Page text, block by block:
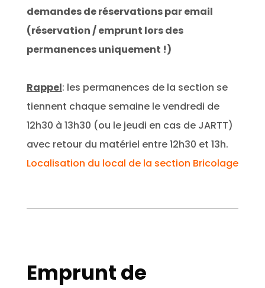
demandes de réservations par email
(réservation / emprunt lors des
permanences uniquement !)
Rappel: les permanences de la section se
tiennent chaque semaine le vendredi de
12h30 à 13h30 (ou le jeudi en cas de JARTT)
avec retour du matériel entre 12h30 et 13h.
Localisation du local de la section Bricolage
Emprunt de